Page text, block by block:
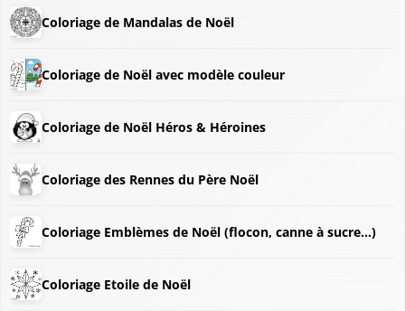
Coloriage de Mandalas de Noël
Coloriage de Noël avec modèle couleur
Coloriage de Noël Héros & Héroines
Coloriage des Rennes du Père Noël
Coloriage Emblèmes de Noël (flocon, canne à sucre...)
Coloriage Etoile de Noël